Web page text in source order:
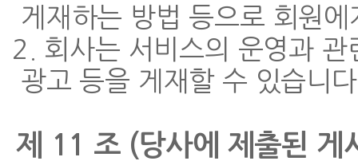
게재하는 방법 등으로 회원
2. 회사는 서비스의 운영과
광고 등을 게재할 수 있습니
제 11 조 (당사에 제출된 게